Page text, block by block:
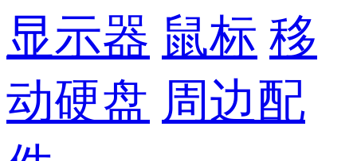
显示器 鼠标 移
动硬盘 周边配